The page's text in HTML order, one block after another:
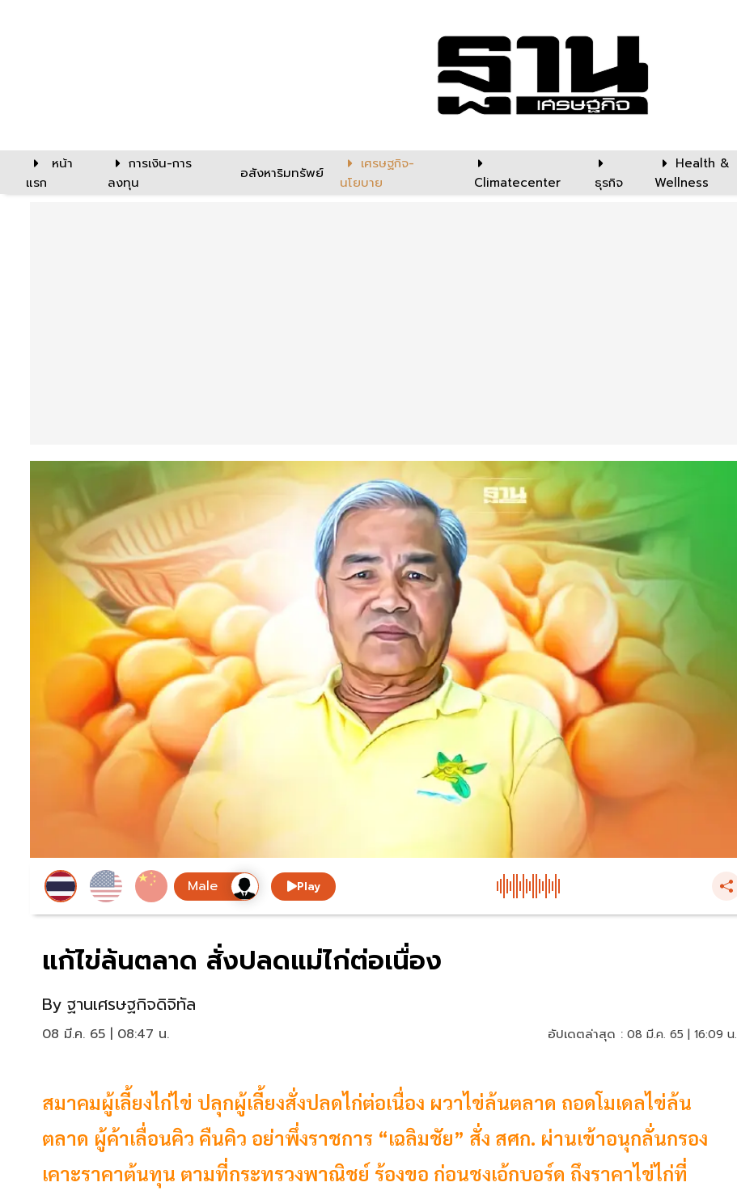
หน้า
แรก
การเงิน-การ
ลงทุน
อสังหาริมทรัพย์
เศรษฐกิจ-
นโยบาย
Climatecenter ธุรกิจ
Health &
Wellness
Play
แก้ไข่ล้นตลาด สั่งปลดแม่ไก่ต่อเนื่อง
By ฐานเศรษฐกิจดิจิทัล
08 มี.ค. 65 | 08:47 น. อัปเดตล่าสุด : 08 มี.ค. 65 | 16:09 น.
สมาคมผู้เลี้ยงไก่ไข่ ปลุกผู้เลี้ยงสั่งปลดไก่ต่อเนื่อง ผวาไข่ล้นตลาด ถอดโมเดลไข่ล้น
ตลาด ผู้ค้าเลื่อนคิว คืนคิว อย่าพึ่งราชการ “เฉลิมชัย” สั่ง สศก. ผ่านเข้าอนุกลั่นกรอง
เคาะราคาต้นทุน ตามที่กระทรวงพาณิชย์ ร้องขอ ก่อนชงเอ้กบอร์ด ถึงราคาไข่ไก่ที่